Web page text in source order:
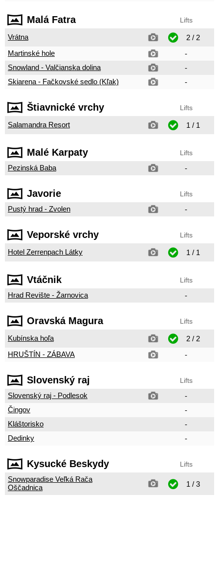
Malá Fatra Lifts
Vrátna
2 / 2
Martinské hole
-
Snowland - Valčianska dolina
-
Skiarena - Fačkovské sedlo (Kľak)
-
Štiavnické vrchy Lifts
Salamandra Resort 1 / 1
Malé Karpaty Lifts
Pezinská Baba -
Javorie Lifts
Pustý hrad - Zvolen -
Veporské vrchy Lifts
Hotel Zerrenpach Látky 1 / 1
Vtáčnik Lifts
Hrad Revište - Žarnovica -
Oravská Magura Lifts
Kubínska hoľa
2 / 2
HRUŠTÍN - ZÁBAVA
-
Slovenský raj Lifts
Slovenský raj - Podlesok
-
Čingov
-
Kláštorisko
-
Dedinky
-
Kysucké Beskydy Lifts
Snowparadise Veľká Rača
Oščadnica
1 / 3